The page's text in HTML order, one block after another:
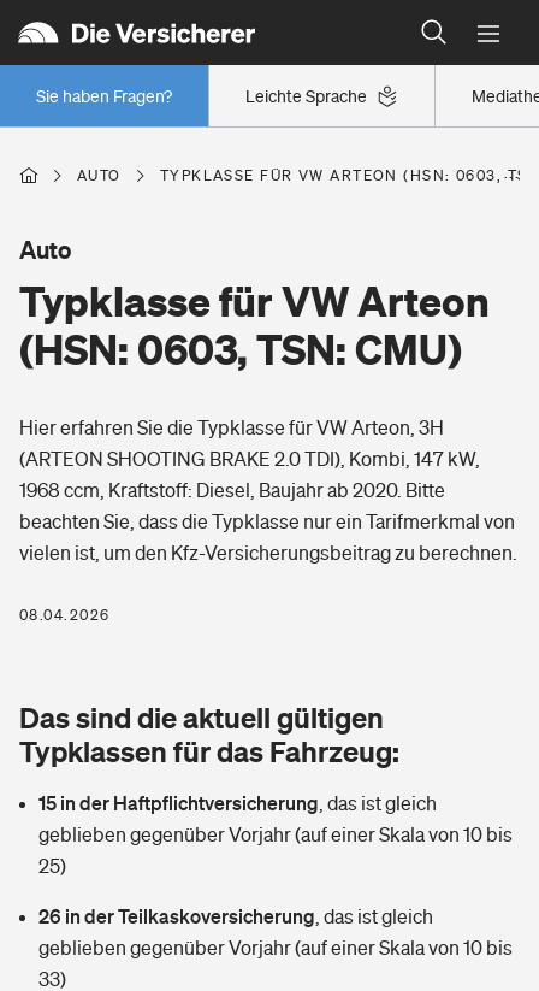
Leichte Sprache
Sie haben Fragen?
Wer versichert was: Jetzt Versicherer finden
Regionalklassen: So ist Ihre Region eingestuft
Wer versichert was: Jetzt Versicherer finden
Berufsunfähigkeitsversicherung
Erwerbsunfähigkeitsversicherung
Grundfähigkeitsversicherung
Arbeitsrechtsschutz
Berufshaftpflichtversicherung
Zur Übersicht
Tools
Wer versichert was: Jetzt Versicherer finden
Sie haben Fragen?
Wohnen
Glasversicherung
Mietkautionsversicherung
Restkreditversicherung
Zur Übersicht
Freizeit
Pri­vate Haft­pflicht­
Kinderunfall­ver­si­che­rung
Kinderinvalidität
Hundehalter-Haftpflicht
Gesundheit
Private Krankenversicherung
Dread-Disease-Versicherung
Tierkrankenversicherung
Zur Übersicht
Tools
AUTO TYPKLASSE FÜR VW ARTEON (HSN: 0603,
Typklasse für VW Arteon
(HSN: 0603, TSN: CMU)
Auto
Hier erfahren Sie die Typklasse für VW Arteon, 3H
(ARTEON SHOOTING BRAKE 2.0 TDI), Kombi, 147 kW,
1968 ccm, Kraftstoff: Diesel, Baujahr ab 2020. Bitte
beachten Sie, dass die Typklasse nur ein Tarifmerkmal von
vielen ist, um den Kfz-Versicherungsbeitrag zu berechnen.
08.04.2026
Das sind die aktuell gültigen
Typklassen für das Fahrzeug:
15 in der Haftpflichtversicherung das ist gleich
geblieben gegenüber Vorjahr (auf einer Skala von 10 bis
25)
26 in der Teilkaskoversicherung das ist gleich
geblieben gegenüber Vorjahr (auf einer Skala von 10 bis
33)